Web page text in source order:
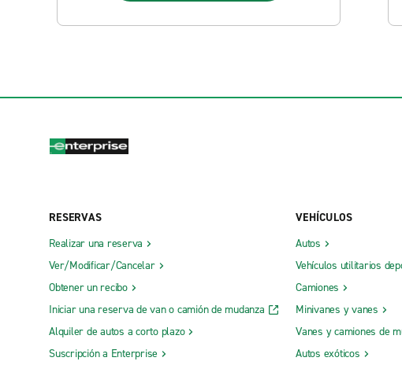
RESERVAS
Realizar una reserva
Ver/Modificar/Cancelar
Obtener un recibo
Iniciar una reserva de van o camión de mudanza
Alquiler de autos a corto plazo
Suscripción a Enterprise
VEHÍCULOS
Autos
Vehículos utilitarios
Camiones
Minivanes y vanes
Vanes y camiones de
Autos exóticos